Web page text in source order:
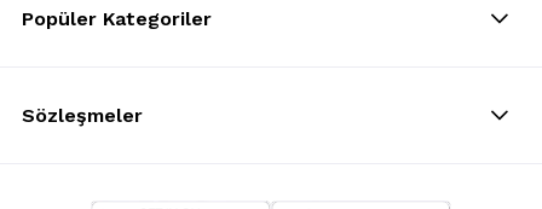
Popüler Kategoriler
Sözleşmeler